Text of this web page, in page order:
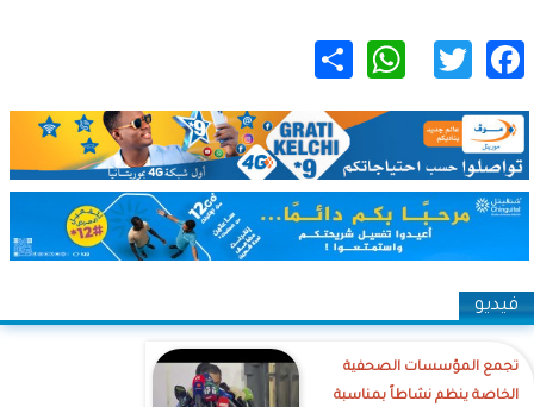
Facebook
Twitter
WhatsApp
فيديو
تجمع المؤسسات الصحفية
الخاصة ينظم نشاطاً بمناسبة